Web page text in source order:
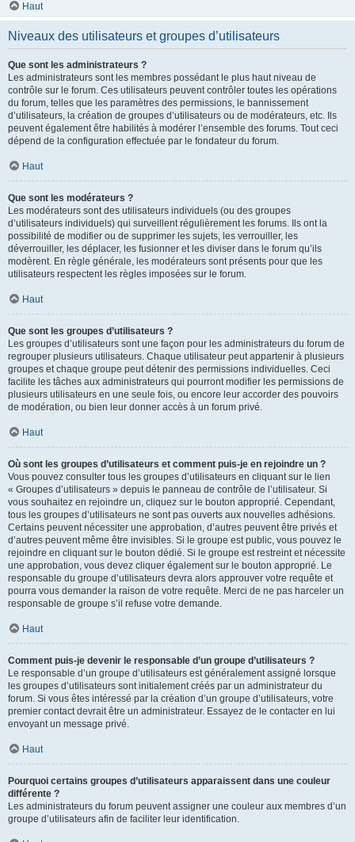
Haut
Niveaux des utilisateurs et groupes d’utilisateurs
Que sont les administrateurs ?
Les administrateurs sont les membres possédant le plus haut niveau de
contrôle sur le forum. Ces utilisateurs peuvent contrôler toutes les opérations
du forum, telles que les paramètres des permissions, le bannissement
d’utilisateurs, la création de groupes d’utilisateurs ou de modérateurs, etc. Ils
peuvent également être habilités à modérer l’ensemble des forums. Tout ceci
dépend de la configuration effectuée par le fondateur du forum.
Haut
Que sont les modérateurs ?
Les modérateurs sont des utilisateurs individuels (ou des groupes
d’utilisateurs individuels) qui surveillent régulièrement les forums. Ils ont la
possibilité de modifier ou de supprimer les sujets, les verrouiller, les
déverrouiller, les déplacer, les fusionner et les diviser dans le forum qu’ils
modèrent. En règle générale, les modérateurs sont présents pour que les
utilisateurs respectent les règles imposées sur le forum.
Haut
Que sont les groupes d’utilisateurs ?
Les groupes d’utilisateurs sont une façon pour les administrateurs du forum de
regrouper plusieurs utilisateurs. Chaque utilisateur peut appartenir à plusieurs
groupes et chaque groupe peut détenir des permissions individuelles. Ceci
facilite les tâches aux administrateurs qui pourront modifier les permissions de
plusieurs utilisateurs en une seule fois, ou encore leur accorder des pouvoirs
de modération, ou bien leur donner accès à un forum privé.
Haut
Où sont les groupes d’utilisateurs et comment puis-je en rejoindre un ?
Vous pouvez consulter tous les groupes d’utilisateurs en cliquant sur le lien
« Groupes d’utilisateurs » depuis le panneau de contrôle de l’utilisateur. Si
vous souhaitez en rejoindre un, cliquez sur le bouton approprié. Cependant,
tous les groupes d’utilisateurs ne sont pas ouverts aux nouvelles adhésions.
Certains peuvent nécessiter une approbation, d’autres peuvent être privés et
d’autres peuvent même être invisibles. Si le groupe est public, vous pouvez le
rejoindre en cliquant sur le bouton dédié. Si le groupe est restreint et nécessite
une approbation, vous devez cliquer également sur le bouton approprié. Le
responsable du groupe d’utilisateurs devra alors approuver votre requête et
pourra vous demander la raison de votre requête. Merci de ne pas harceler un
responsable de groupe s’il refuse votre demande.
Haut
Comment puis-je devenir le responsable d’un groupe d’utilisateurs ?
Le responsable d’un groupe d’utilisateurs est généralement assigné lorsque
les groupes d’utilisateurs sont initialement créés par un administrateur du
forum. Si vous êtes intéressé par la création d’un groupe d’utilisateurs, votre
premier contact devrait être un administrateur. Essayez de le contacter en lui
envoyant un message privé.
Haut
Pourquoi certains groupes d’utilisateurs apparaissent dans une couleur
différente ?
Les administrateurs du forum peuvent assigner une couleur aux membres d’un
groupe d’utilisateurs afin de faciliter leur identification.